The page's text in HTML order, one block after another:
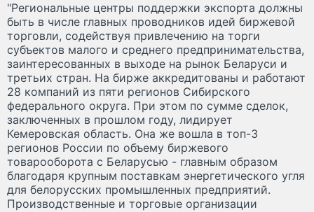
"Региональные центры поддержки экспорта должны
быть в числе главных проводников идей биржевой
торговли, содействуя привлечению на торги
субъектов малого и среднего предпринимательства,
заинтересованных в выходе на рынок Беларуси и
третьих стран. На бирже аккредитованы и работают
28 компаний из пяти регионов Сибирского
федерального округа. При этом по сумме сделок,
заключенных в прошлом году, лидирует
Кемеровская область. Она же вошла в топ-3
регионов России по объему биржевого
товарооборота с Беларусью - главным образом
благодаря крупным поставкам энергетического угля
для белорусских промышленных предприятий.
Производственные и торговые организации